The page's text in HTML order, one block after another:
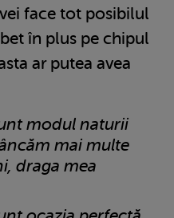
face tot posibilul
în plus pe chipul
ar putea avea
modul naturii
mai multe
draga mea